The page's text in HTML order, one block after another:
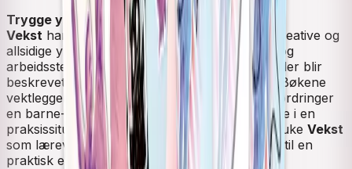
Trygge yrkesutøvere
Vekst har som mål at eleven skal bli trygge, kreative og
allsidige yrkesutøvere. Relevante målgrupper og
arbeidssteder for en barne- og ungdomsarbeider blir
beskrevet og er gjennomgående i læreverket. Bøkene
vektlegger virkelighetsnære situasjoner og utfordringer
en barne- og ungdomsarbeider kan møte, både i en
praksissituasjon og som yrkesutøver. Ved å bruke Vekst
som læreverk vil elevene være godt forberedt til en
praktisk eksamen.